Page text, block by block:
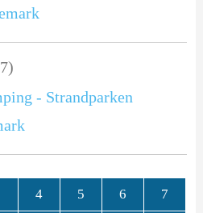
- Strandparken
4 5 6 7